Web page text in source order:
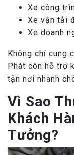
Xe công
Xe vận tải
Xe doanh
Không chỉ cung
Phát còn hỗ trợ
tận nơi nhanh
Vì Sao
Khách
Tưởng?